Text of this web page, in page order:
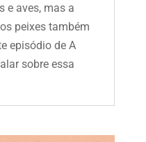
e aves, mas a
peixes também
episódio de A
sobre essa